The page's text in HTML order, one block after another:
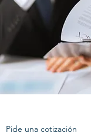
Pide una cotización